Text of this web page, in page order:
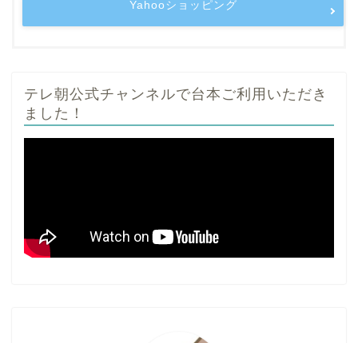
Yahooショッピング
テレ朝公式チャンネルで台本ご利用いただき
ました！